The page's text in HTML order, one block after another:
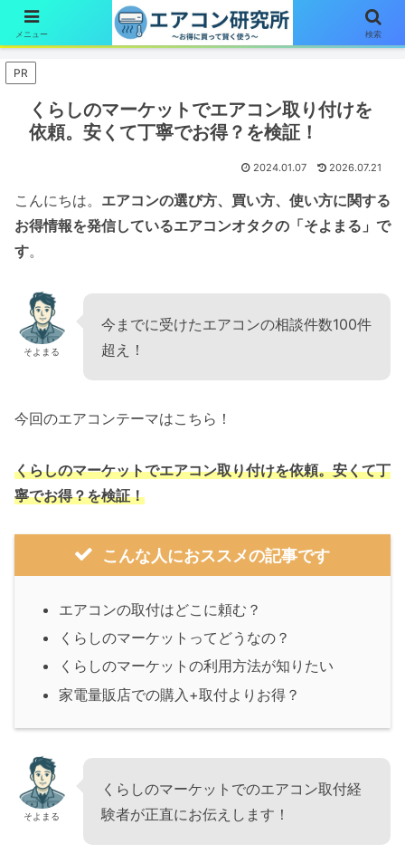
簡単1分！エアコン診断はここをタップ
PR
くらしのマーケットでエアコン取り付けを
依頼。安くて丁寧でお得？を検証！
2024.01.07 2026.07.21
こんにちは。 エアコンの選び方、買い方、使い方に関する
お得情報を発信しているエアコンオタクの「そよまる」で
す。
そよまる
今までに受けたエアコンの相談件数100件
超え！
今回のエアコンテーマはこちら！
くらしのマーケットでエアコン取り付けを依頼。安くて丁
寧でお得？を検証！
こんな人におススメの記事です
エアコンの取付はどこに頼む？
くらしのマーケットってどうなの？
くらしのマーケットの利用方法が知りたい
家電量販店での購入+取付よりお得？
そよまる
くらしのマーケットでのエアコン取付経
験者が正直にお伝えします！
メニュー 検索